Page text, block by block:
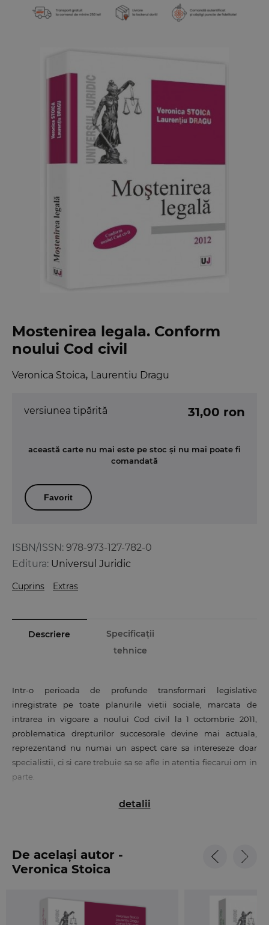
Mostenirea legala. Conform
noului Cod civil
Veronica Stoica, Laurentiu Dragu
ISBN/ISSN: 978-973-127-782-0
Editura: Universul Juridic
Cuprins Extras
versiunea tipărită 31,00 ron
această carte nu mai este pe stoc și nu mai poate fi
comandată
Favorit
Descriere
Specificații
tehnice
Intr-o perioada de profunde transformari legislative
inregistrate pe toate planurile vietii sociale, marcata de
intrarea in vigoare a noului Cod civil la 1 octombrie 2011,
problematica drepturilor succesorale devine mai actuala,
reprezentand nu numai un aspect care sa intereseze doar
specialistii, ci si care trebuie sa se afle in atentia fiecarui om in
parte.
Mostenirea legalase constituie intr-o analiza ampla
ordinea si cotele prevazute de lege, integrand o serie de
cercetari a diversilor autori in domeniu si a noastra,
detalii
De același autor -
Veronica Stoica